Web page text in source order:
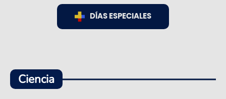
DÍAS ESPECIALES
Ciencia